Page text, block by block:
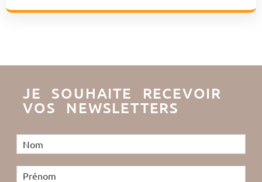
JE SOUHAITE RECEVOIR
VOS NEWSLETTERS